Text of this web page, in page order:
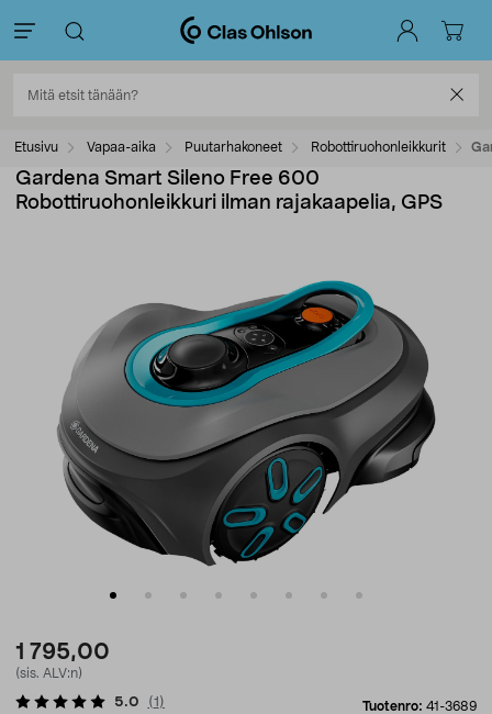
Etusivu Vapaa-aika Puutarhakoneet Robottiruohonleikkurit
Gardena Smart Sileno Free 600
Robottiruohonleikkuri ilman rajakaapelia, GPS
1 795,00
(sis. ALV:n)
Tuotenro: 41-3689
5.0 (1 )